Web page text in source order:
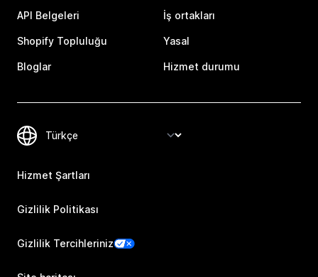
API Belgeleri
Shopify Topluluğu
Bloglar
İş ortakları
Yasal
Hizmet durumu
Hizmet Şartları
Gizlilik Politikası
Gizlilik Tercihleriniz